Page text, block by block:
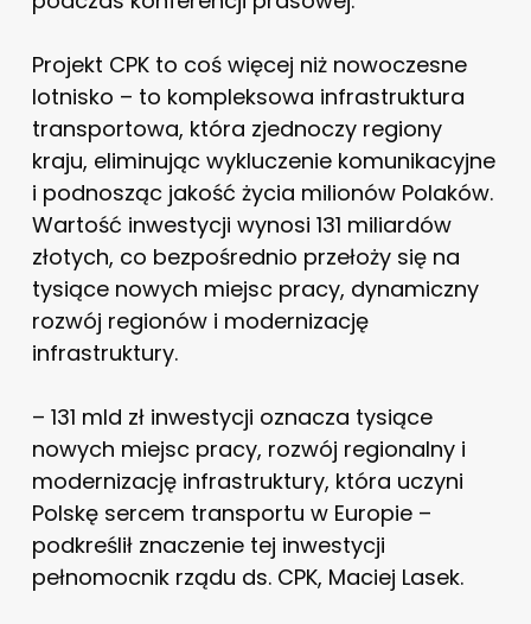
Projekt CPK to coś więcej niż nowoczesne
lotnisko – to kompleksowa infrastruktura
transportowa, która zjednoczy regiony
kraju, eliminując wykluczenie komunikacyjne
i podnosząc jakość życia milionów Polaków.
Wartość inwestycji wynosi 131 miliardów
złotych, co bezpośrednio przełoży się na
tysiące nowych miejsc pracy, dynamiczny
rozwój regionów i modernizację
infrastruktury.
– 131 mld zł inwestycji oznacza tysiące
nowych miejsc pracy, rozwój regionalny i
modernizację infrastruktury, która uczyni
Polskę sercem transportu w Europie –
podkreślił znaczenie tej inwestycji
pełnomocnik rządu ds. CPK, Maciej Lasek.